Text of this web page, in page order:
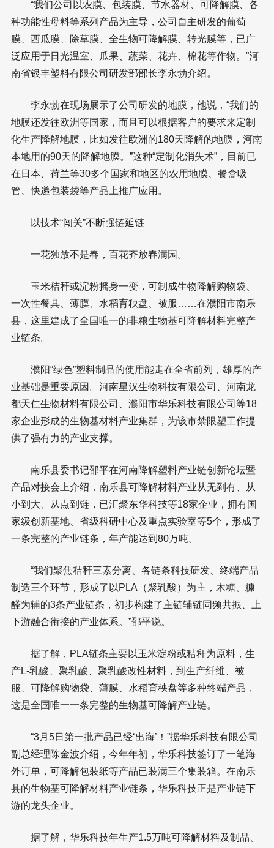
“我们公司以农膜、包装膜、节水器材、可降解膜、各
种功能性母料等系列产品为主导，公司自主研发的葡萄
膜、西瓜膜、除草膜、全生物可降解膜、转光膜等，已广
泛应用于日光温室、瓜果、蔬菜、花卉、棉花等作物。”河
南省银丰塑料有限公司研发部部长李永勃介绍。
李永勃在现场展示了公司研发的地膜，他说，“我们的
地膜还发往欧洲等国家，而且可以根据客户的要求来定制
化生产降解地膜，比如发往欧洲的180天降解的地膜，河南
本地用的90天的降解地膜。”这种“定制化消失术”，目前已
在日本、荷兰等30多个国家和地区的农用地膜、餐盒吸
管、快递包装袋等产品上推广应用。
以技术“闯关”不断强链延链
一花独放不是春，百花齐放春满园。
玉米秸秆或淀粉摇身一变，可制成生物降解购物袋、
一次性餐具、薄膜、水稻育秧盘、被服……在濮阳市南乐
县，这里建成了全国唯一的非粮生物基可降解材料完整产
业链条。
濮阳“绿色”塑料制品的使用能走在全省前列，雄厚的产
业基础是重要原因。河南星汉生物科技有限公司、河南龙
都天仁生物材料有限公司、濮阳市华乐科技有限公司等18
家企业形成的生物基材料产业集群，为该市禁限塑工作提
供了强有力的产业支撑。
南乐县委书记邵平在河南降解塑料产业链创新论坛暨
产品对接会上介绍，南乐县可降解材料产业从无到有、从
小到大、从点到链，已汇聚东华科技等18家企业，拥有国
家级创新基地、省级科研中心及重点实验室等5个，形成了
一条完整的产业链条，年产能达到80万吨。
“我们聚焦秸秆三素分离、各链条科技研发、终端产品
制造三个环节，形成了以PLA（聚乳酸）为主，木糖、糠
醛为辅的3条产业链条，初步构建了主链辅链同频共振、上
下游融合衔接的产业体系。”邵平说。
据了解，PLA链条主要以玉米淀粉或秸秆为原料，生
产L-乳酸、聚乳酸、聚乳酸改性材料，到生产纤维、被
服、可降解购物袋、薄膜、水稻育秧盘等多种终端产品，
这是全国唯一一条完整的生物基可降解产业链。
“3月5日第一批产品已经‘出海’！”据华乐科技有限公司
副总经理陈金波介绍，今年年初，华乐科技签订了一笔海
外订单，可降解包装纸等产品已装满三个集装箱。在南乐
县的生物基可降解材料产业链条，华乐科技正是产业链下
游的龙头企业。
据了解，华乐科技年生产1.5万吨可降解材料及制品、